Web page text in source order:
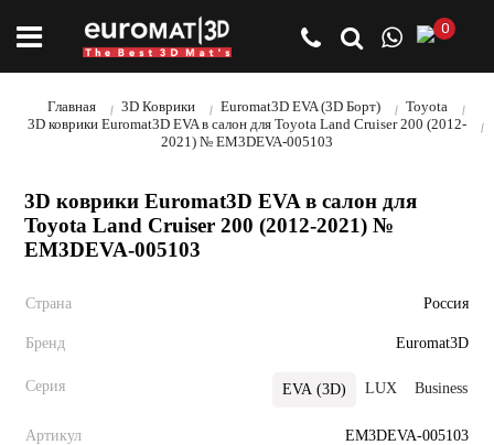
0
Главная 3D Коврики Euromat3D EVA (3D Борт)
Toyota
3D коврики Euromat3D EVA в салон для Toyota Land Cruiser 200 (2012-
2021) № EM3DEVA-005103
3D коврики Euromat3D EVA в салон для
Toyota Land Cruiser 200 (2012-2021) №
EM3DEVA-005103
Страна Россия
Бренд Euromat3D
Серия EVA (3D) LUX Business
Артикул EM3DEVA-005103